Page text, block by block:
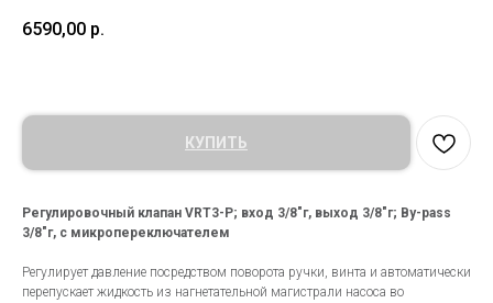
6590,00 р.
КУПИТЬ
Регулировочный клапан VRT3-P; вход 3/8"г, выход 3/8"г; By-pass
3/8"г, с микропереключателем
Регулирует давление посредством поворота ручки, винта и автоматически
перепускает жидкость из нагнетательной магистрали насоса во